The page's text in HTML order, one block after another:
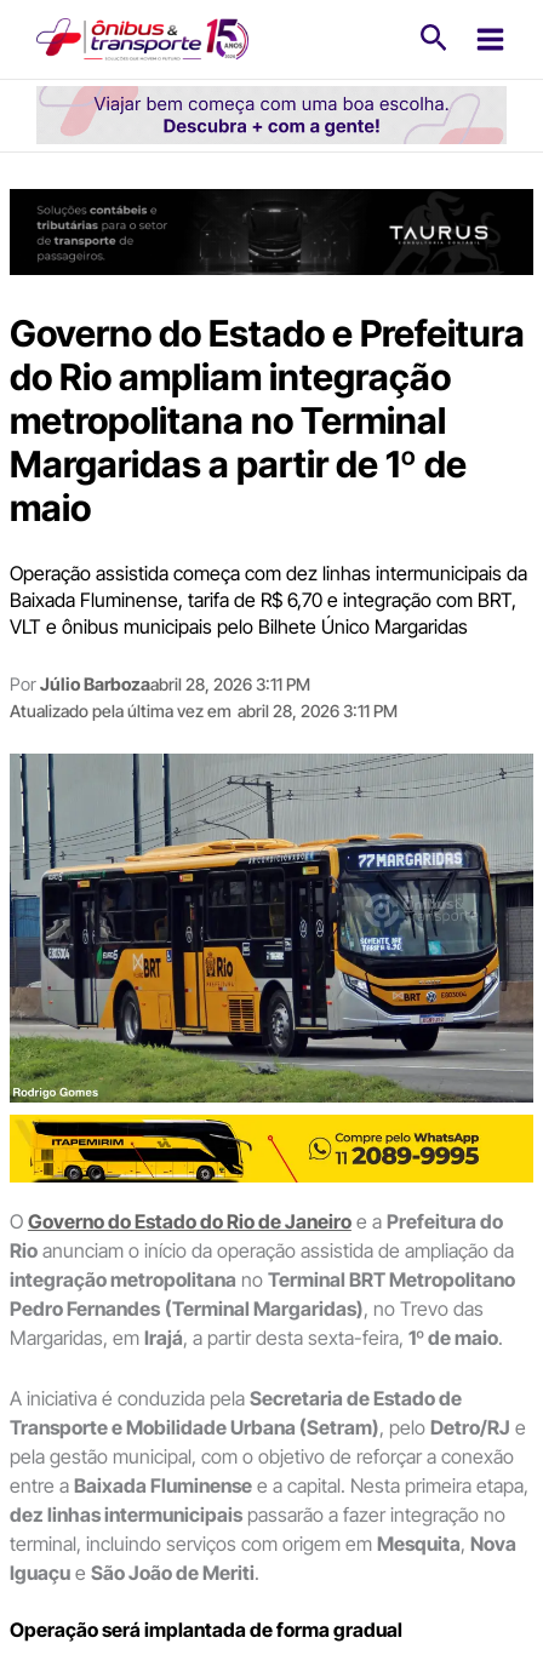
conteúdo
Governo do Estado e Prefeitura
do Rio ampliam integração
metropolitana no Terminal
Margaridas a partir de 1º de
maio
Operação assistida começa com dez linhas intermunicipais da
Baixada Fluminense, tarifa de R$ 6,70 e integração com BRT,
VLT e ônibus municipais pelo Bilhete Único Margaridas
PorJúlio Barbozaabril 28, 2026 3:11 PM
Atualizado pela última vez em abril 28, 2026 3:11 PM
O Governo do Estado do Rio de Janeiroe a Prefeitura do
Rioanunciam o início da operação assistida de ampliação da
integração metropolitana no Terminal BRT Metropolitano
Pedro Fernandes (Terminal Margaridas), no Trevo das
Margaridas, em Irajá, a partir desta sexta-feira, 1º de maio.
A iniciativa é conduzida pela Secretaria de Estado de
Transporte e Mobilidade Urbana (Setram), pelo Detro/RJ e
pela gestão municipal, com o objetivo de reforçar a conexão
entre a Baixada Fluminensee a capital. Nesta primeira etapa,
dez linhas intermunicipaispassarão a fazer integração no
terminal, incluindo serviços com origem em Mesquita, Nova
Iguaçue São João de Meriti.
Operação será implantada de forma gradual